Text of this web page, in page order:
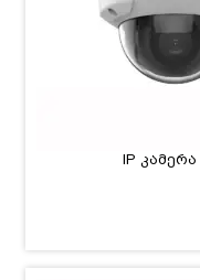
IP კამერა